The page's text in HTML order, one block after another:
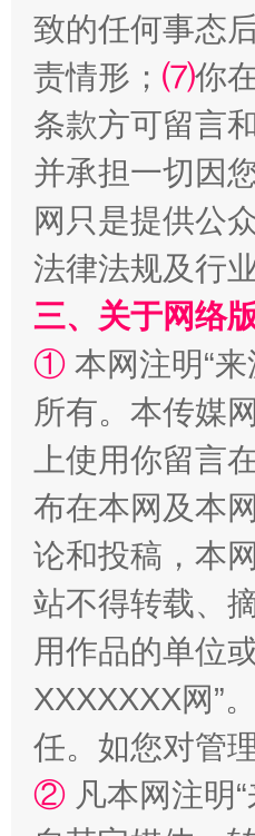
解纷+调解+退费，一次
站台名比不上好声
致的任何事态
责情形； ⑺你
条款方可留言
并承担一切因
网只是提供公
法律法规及行
三、关于网络
① 本网注明“
所有。本传媒
上使用你留言
布在本网及本
论和投稿，本
站不得转载、
用作品的单位
XXXXXXX网”
任。如您对管
② 凡本网注明